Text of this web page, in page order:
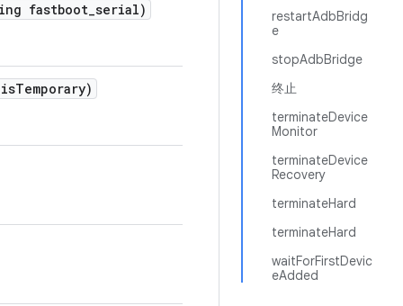
restartAdbBridg
e
stopAdbBridge
终止
terminateDevice
Monitor
terminateDevice
Recovery
terminateHard
terminateHard
waitForFirstDevic
eAdded
fastboot_serial)
Temporary)